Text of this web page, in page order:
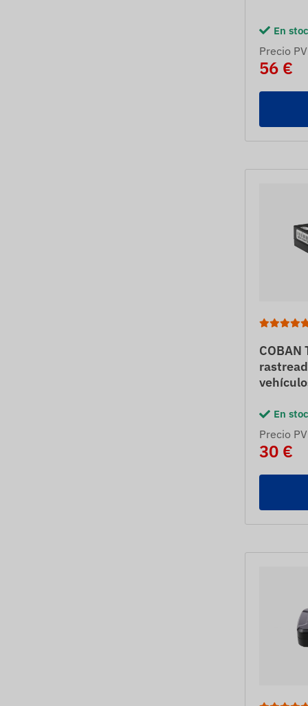
En
Precio
56 €
COBAN
En
Precio
30 €